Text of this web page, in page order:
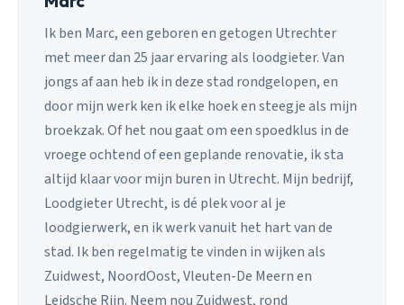
Ik ben Marc, een geboren en getogen Utrechter
met meer dan 25 jaar ervaring als loodgieter. Van
jongs af aan heb ik in deze stad rondgelopen, en
door mijn werk ken ik elke hoek en steegje als mijn
broekzak. Of het nou gaat om een spoedklus in de
vroege ochtend of een geplande renovatie, ik sta
altijd klaar voor mijn buren in Utrecht. Mijn bedrijf,
Loodgieter Utrecht, is dé plek voor al je
loodgierwerk, en ik werk vanuit het hart van de
stad. Ik ben regelmatig te vinden in wijken als
Zuidwest, NoordOost, Vleuten-De Meern en
Leidsche Rijn. Neem nou Zuidwest, rond